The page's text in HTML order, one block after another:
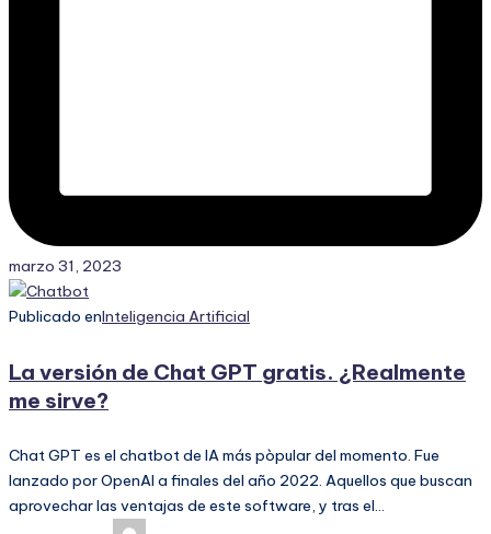
marzo 31, 2023
Publicado enInteligencia Artificial
La versión de Chat GPT gratis. ¿Realmente
me sirve?
Chat GPT es el chatbot de IA más pòpular del momento. Fue
lanzado por OpenAI a finales del año 2022. Aquellos que buscan
aprovechar las ventajas de este software, y tras el…